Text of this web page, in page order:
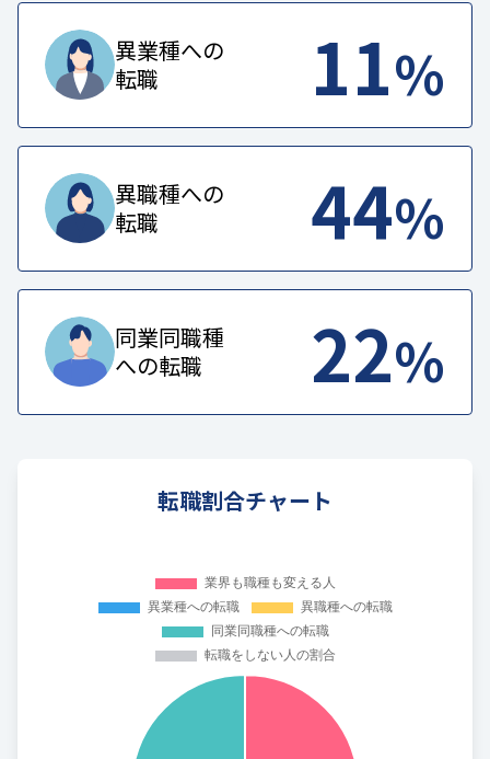
異業種への
転職
11%
異職種への
転職
44%
同業同職種
への転職
22%
転職割合チャート